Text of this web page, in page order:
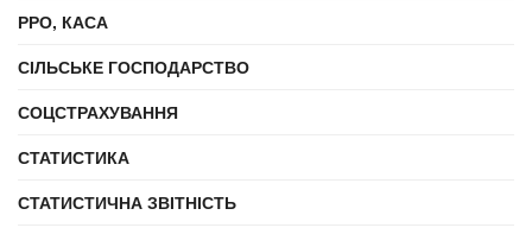
РРО, КАСА
СІЛЬСЬКЕ ГОСПОДАРСТВО
СОЦСТРАХУВАННЯ
СТАТИСТИКА
СТАТИСТИЧНА ЗВІТНІСТЬ